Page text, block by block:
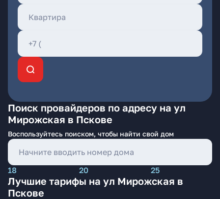
Поиск провайдеров по адресу на ул
Мирожская в Пскове
Воспользуйтесь поиском, чтобы найти свой дом
18 20 25
Лучшие тарифы на ул Мирожская в
Пскове